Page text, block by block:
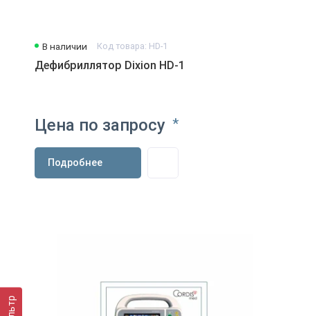
В наличии Код товара: HD-1
Дефибриллятор Dixion HD-1
Цена по запросу *
Подробнее